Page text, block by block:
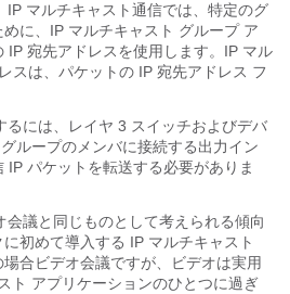
IP マルチキャスト通信では、特定のグ
に、IP マルチキャスト グループ ア
IP 宛先アドレスを使用します。IP マル
スは、パケットの IP 宛先アドレス フ
るには、レイヤ 3 スイッチおよびデバ
ループのメンバに接続する出力イン
IP パケットを転送する必要がありま
会議と同じものとして考えられる傾向
初めて導入する IP マルチキャスト
合ビデオ会議ですが、ビデオは実用
ト アプリケーションのひとつに過ぎ